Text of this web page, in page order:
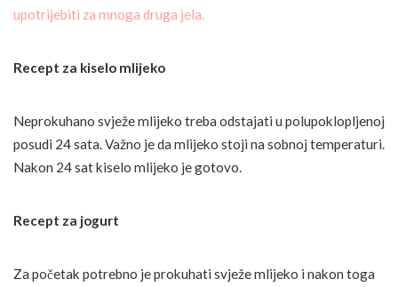
upotrijebiti za mnoga druga jela.
Recept za kiselo mlijeko
Neprokuhano svježe mlijeko treba odstajati u polupoklopljenoj
posudi 24 sata. Važno je da mlijeko stoji na sobnoj temperaturi.
Nakon 24 sat kiselo mlijeko je gotovo.
Recept za jogurt
Za početak potrebno je prokuhati svježe mlijeko i nakon toga